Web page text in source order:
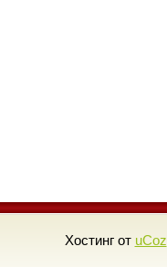
Хостинг от uCoz